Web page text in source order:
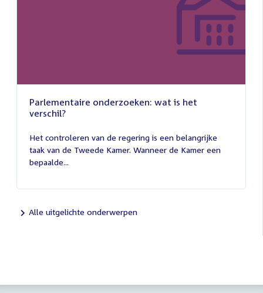
Parlementaire onderzoeken: wat is het
verschil?
juli
2026
Het controleren van de regering is een belangrijke
taak van de Tweede Kamer. Wanneer de Kamer een
bepaalde...
Alle uitgelichte onderwerpen